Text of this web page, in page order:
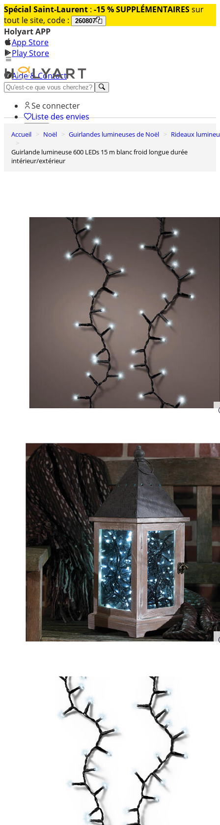
Spécial Saint-Laurent : -15 % SUPPLÉMENTAIRESsur
tout le site, code :
260807
Holyart APP
App Store
Play Store
Aide & Contact
Découvrez Premium
Se connecter
Liste des envies
0
Accueil Noël Guirlandes lumineuses de Noël
Rideaux
Guirlande lumineuse 600 LEDs 15 m blanc froid longue durée
intérieur/extérieur